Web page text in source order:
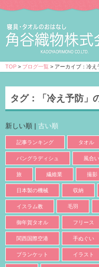
TOP > ブログ一覧 > アーカイブ：冷え
タグ： 「冷え予防」
新しい順 |古い順
記事ランキング タオル
バングラディシュ 風合い
旅 繊維業 撮影
日本製の機械 収納
イスラム教 毛羽
御年賀タオル フリース
関西国際空港 手ぬぐい
ブランケット イラスト